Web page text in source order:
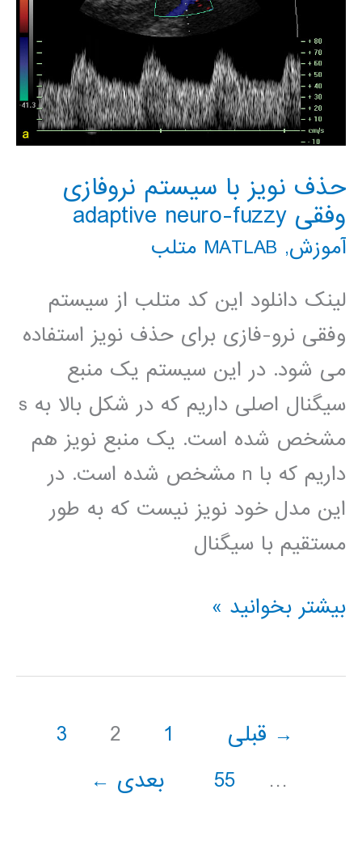
حذف نویز با سیستم نروفازی
وفقی adaptive neuro-fuzzy
آموزش, MATLAB متلب
لینک دانلود این کد متلب از سیستم
وفقی نرو-فازی برای حذف نویز استفاده
می شود. در این سیستم یک منبع
سیگنال اصلی داریم که در شکل بالا به s
مشخص شده است. یک منبع نویز هم
داریم که با n مشخص شده است. در
این مدل خود نویز نیست که به طور
مستقیم با سیگنال
حذف
با
نروفازی
بیشتر بخوانید »
→ قبلی 1
2
3
…
55 بعدی ←